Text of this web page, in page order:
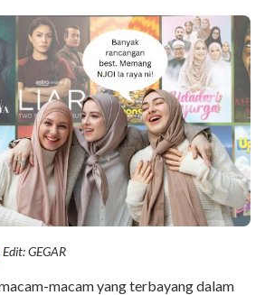
Edit: GEGAR
macam yang terbayang dalam